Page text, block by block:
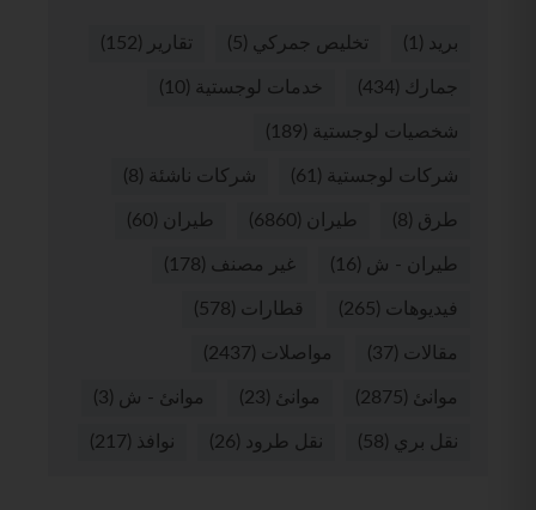
بريد (1) تخليص جمركي (5) تقارير (152)
جمارك (434) خدمات لوجستية (10)
شخصيات لوجستية (189)
شركات لوجستية (61) شركات ناشئة (8)
طرق (8) طيران (6860) طيران (60)
طيران - ش (16) غير مصنف (178)
فيديوهات (265) قطارات (578)
مقالات (37) مواصلات (2437)
موانئ (2875) موانئ (23) موانئ - ش (3)
نقل بري (58) نقل طرود (26) نوافذ (217)